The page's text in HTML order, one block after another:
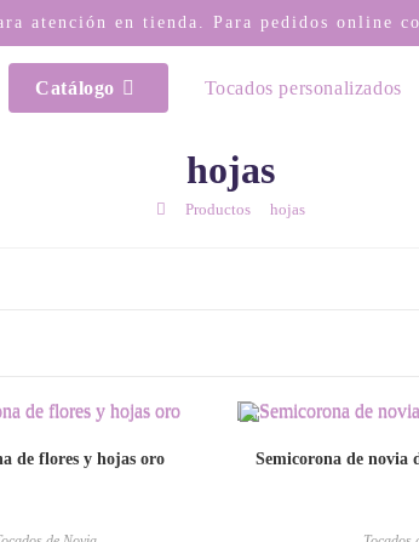
atención en tienda. Para pedidos online
Catálogo Tocados personalizados
hojas
Productos hojas
de flores y hojas oro Semicorona de novia